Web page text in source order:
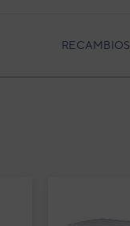
RECAMBIOS